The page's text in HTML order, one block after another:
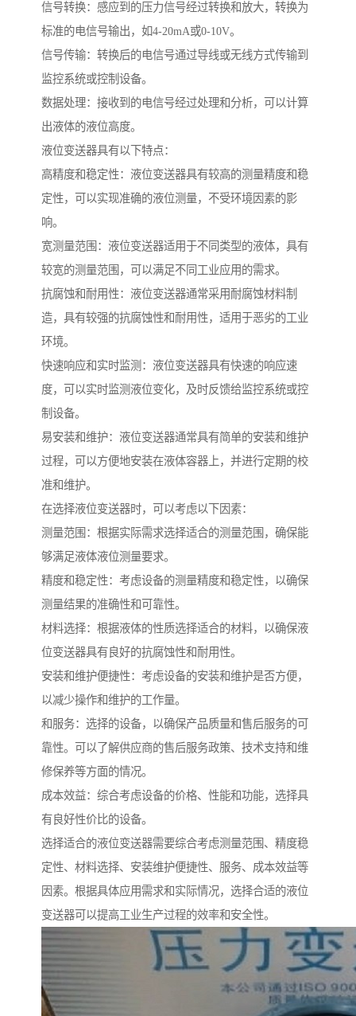
信号转换：感应到的压力信号经过转换和放大，转换为
标准的电信号输出，如4-20mA或0-10V。
信号传输：转换后的电信号通过导线或无线方式传输到
监控系统或控制设备。
数据处理：接收到的电信号经过处理和分析，可以计算
出液体的液位高度。
液位变送器具有以下特点：
高精度和稳定性：液位变送器具有较高的测量精度和稳
定性，可以实现准确的液位测量，不受环境因素的影
响。
宽测量范围：液位变送器适用于不同类型的液体，具有
较宽的测量范围，可以满足不同工业应用的需求。
抗腐蚀和耐用性：液位变送器通常采用耐腐蚀材料制
造，具有较强的抗腐蚀性和耐用性，适用于恶劣的工业
环境。
快速响应和实时监测：液位变送器具有快速的响应速
度，可以实时监测液位变化，及时反馈给监控系统或控
制设备。
易安装和维护：液位变送器通常具有简单的安装和维护
过程，可以方便地安装在液体容器上，并进行定期的校
准和维护。
在选择液位变送器时，可以考虑以下因素：
测量范围：根据实际需求选择适合的测量范围，确保能
够满足液体液位测量要求。
精度和稳定性：考虑设备的测量精度和稳定性，以确保
测量结果的准确性和可靠性。
材料选择：根据液体的性质选择适合的材料，以确保液
位变送器具有良好的抗腐蚀性和耐用性。
安装和维护便捷性：考虑设备的安装和维护是否方便，
以减少操作和维护的工作量。
和服务：选择的设备，以确保产品质量和售后服务的可
靠性。可以了解供应商的售后服务政策、技术支持和维
修保养等方面的情况。
成本效益：综合考虑设备的价格、性能和功能，选择具
有良好性价比的设备。
选择适合的液位变送器需要综合考虑测量范围、精度稳
定性、材料选择、安装维护便捷性、服务、成本效益等
因素。根据具体应用需求和实际情况，选择合适的液位
变送器可以提高工业生产过程的效率和安全性。